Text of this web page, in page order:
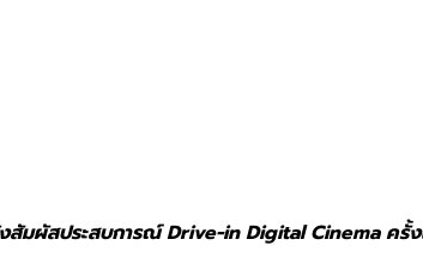
มผัสประสบการณ์ Drive-in Digital Cinema ครั้ง